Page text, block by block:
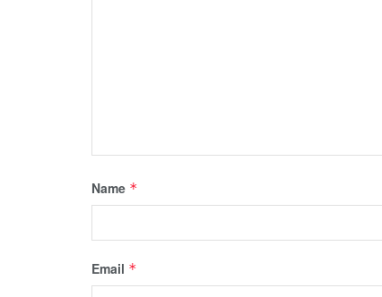
Name *
Email *